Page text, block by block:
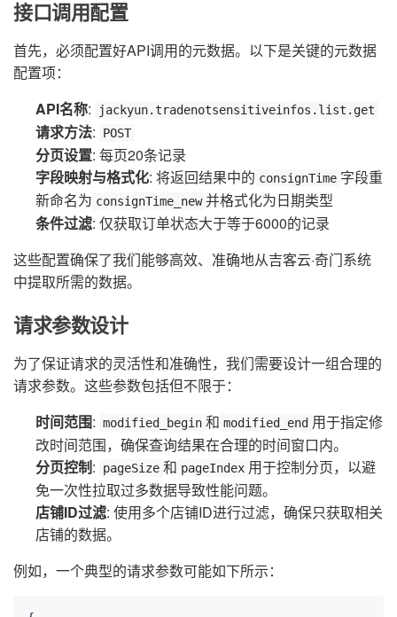
接口调用配置
首先，必须配置好API调用的元数据。以下是关键的元数据
配置项：
API名称: jackyun.tradenotsensitiveinfos.list.get
请求方法: POST
分页设置: 每页20条记录
字段映射与格式化: 将返回结果中的 consignTime 字段重
新命名为 consignTime_new 并格式化为日期类型
条件过滤: 仅获取订单状态大于等于6000的记录
这些配置确保了我们能够高效、准确地从吉客云·奇门系统
中提取所需的数据。
请求参数设计
为了保证请求的灵活性和准确性，我们需要设计一组合理的
请求参数。这些参数包括但不限于：
时间范围: modified_begin 和 modified_end 用于指定修
改时间范围，确保查询结果在合理的时间窗口内。
分页控制: pageSize 和 pageIndex 用于控制分页，以避
免一次性拉取过多数据导致性能问题。
店铺ID过滤: 使用多个店铺ID进行过滤，确保只获取相关
店铺的数据。
例如，一个典型的请求参数可能如下所示：